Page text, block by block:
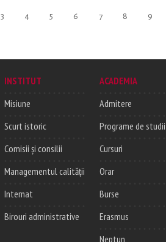
3 4 5 6 7 8 9
INSTITUT
Misiune
Scurt istoric
Comisii și consilii
Managementul calității
Internat
Birouri administrative
ACADEMIA
Admitere
Programe de studii
Cursuri
Orar
Burse
Erasmus
Neptun